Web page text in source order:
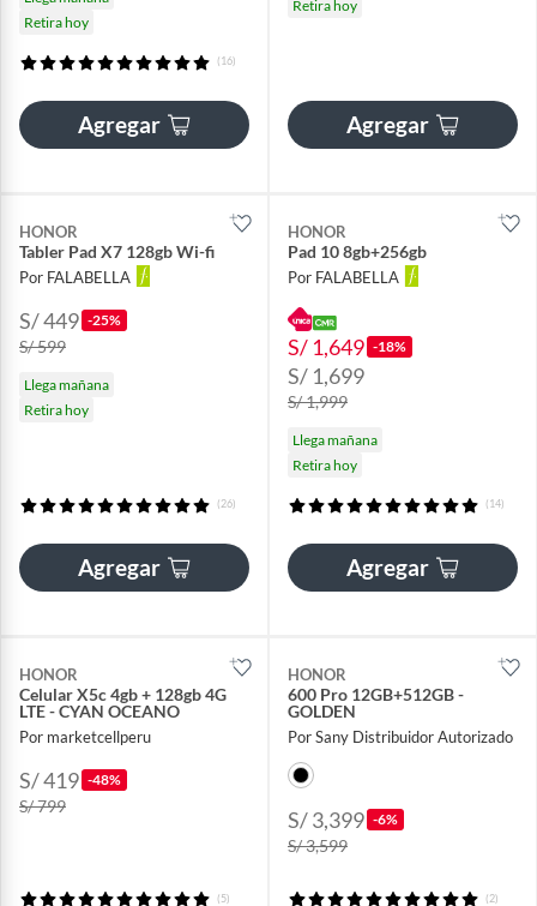
Retira hoy
(16)
Agregar
Retira hoy
Agregar
HONOR
Tabler Pad X7 128gb Wi-fi
Por FALABELLA
S/ 449 -25%
S/ 599
Llega mañana
Retira hoy
(26)
Agregar
HONOR
Pad 10 8gb+256gb
Por FALABELLA
S/ 1,649 -18%
S/ 1,699
S/ 1,999
Llega mañana
Retira hoy
(14)
Agregar
HONOR
Celular X5c 4gb + 128gb 4G
LTE - CYAN OCEANO
Por marketcellperu
S/ 419 -48%
S/ 799
(5)
HONOR
600 Pro 12GB+512GB -
GOLDEN
Por Sany Distribuidor Autorizado
S/ 3,399 -6%
S/ 3,599
(2)